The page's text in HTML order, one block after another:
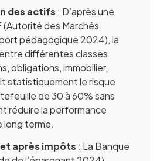
des actifs : D’après une
(Autorité des Marchés
pédagogique 2024), la
différentes classes
obligations, immobilier,
statistiquement le risque
de 30 à 60% sans
réduire la performance
long terme.
après impôts : La Banque